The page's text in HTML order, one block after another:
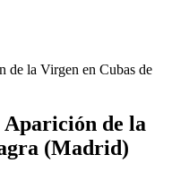
de la Virgen en Cubas de
de la
(Madrid)